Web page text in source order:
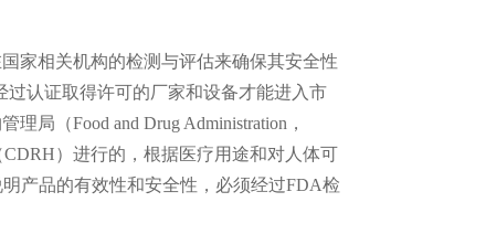
相关机构的检测与评估来确保其安全性
认证取得许可的厂家和设备才能进入市
局（Food and Drug Administration，
）进行的，根据医疗用途和对人体可
产品的有效性和安全性，必须经过FDA检